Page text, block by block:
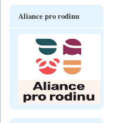
Aliance pro rodinu